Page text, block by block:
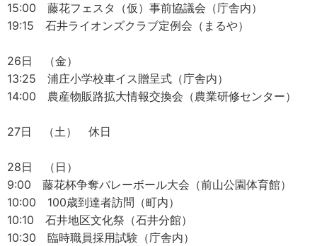
15:00 藤花フェスタ（仮）事前協議会（庁舎内）
19:15 石井ライオンズクラブ定例会（まるや）
26日 （金）
13:25 浦庄小学校車イス贈呈式（庁舎内）
14:00 農産物販路拡大情報交換会（農業研修センター）
27日 （土） 休日
28日 （日）
9:00 藤花杯争奪バレーボール大会（前山公園体育館）
10:00 100歳到達者訪問（町内）
10:10 石井地区文化祭（石井分館）
10:30 臨時職員採用試験（庁舎内）